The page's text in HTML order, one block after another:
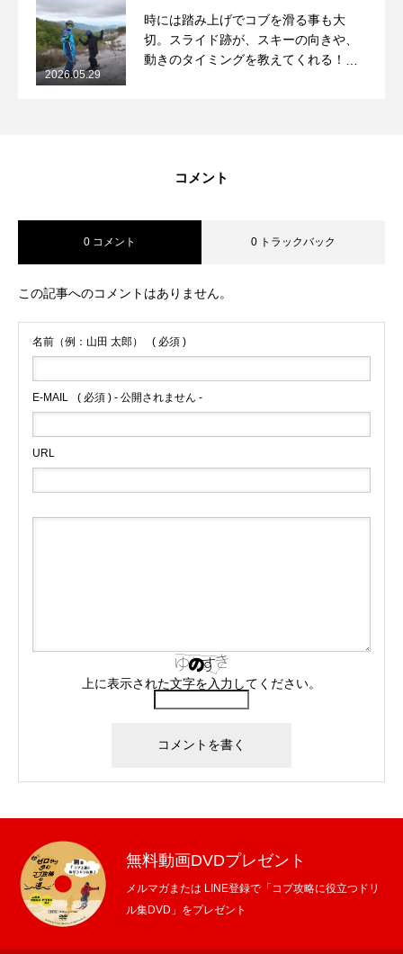
時には踏み上げでコブを滑る事も大
切。スライド跡が、スキーの向きや、
動きのタイミングを教えてくれる！
2026.05.29
コメント
0 コメント 0 トラックバック
この記事へのコメントはありません。
名前（例：山田 太郎） ( 必須 )
E-MAIL ( 必須 ) - 公開されません -
URL
上に表示された文字を入力してください。
無料動画DVDプレゼント
メルマガまたは LINE登録で「コブ攻略に役立つドリ
ル集DVD」をプレゼント